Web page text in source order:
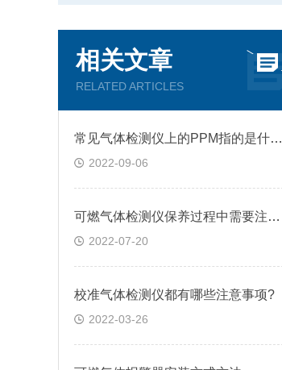
相关文章
RELATED ARTICLES
常见气体检测仪上的PPM指的是什么?
2022-09-06
可燃气体检测仪保养过程中需要注意的几点问题
2022-07-20
校准气体检测仪都有哪些注意事项?
2022-03-26